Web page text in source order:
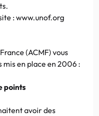
: www.unof.org
(ACMF) vous
mis en place en 2006 :
points
avoir des